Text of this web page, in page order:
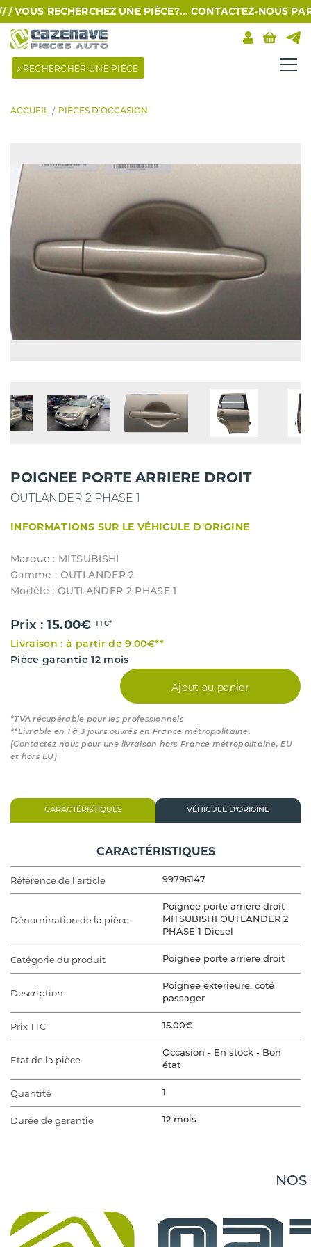
VOUS RECHERCHEZ UNE PIÈCE?... CONTACTEZ-NOUS
RECHERCHER UNE PIÈCE
ACCUEIL PIÈCES D'OCCASION
POIGNEE PORTE ARRIERE DROIT
OUTLANDER 2 PHASE 1
INFORMATIONS SUR LE VÉHICULE D'ORIGINE
Marque : MITSUBISHI
Gamme : OUTLANDER 2
Modèle : OUTLANDER 2 PHASE 1
Prix :15.00€ TTC*
Livraison : à partir de 9.00€**
Pièce garantie 12 mois
Ajout au panier
*TVA récupérable pour les professionnels
**Livrable en 1 à 3 jours ouvrés en France métropolitaine.
(Contactez nous pour une livraison hors France métropolitaine, EU
et hors EU)
CARACTÉRISTIQUES VÉHICULE D'ORIGINE
CARACTÉRISTIQUES
Référence de l'article 99796147
Dénomination de la pièce
Poignee porte arriere droit
MITSUBISHI OUTLANDER 2
PHASE 1 Diesel
Catégorie du produit Poignee porte arriere droit
Description
Poignee exterieure, coté
passager
Prix TTC 15.00€
Etat de la pièce
Occasion - En stock - Bon
état
Quantité 1
Durée de garantie 12 mois
Modèle du véhicule OUTLANDER 2 PHASE 1
NOS